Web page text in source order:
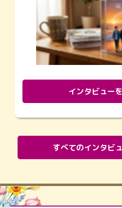
インタビュー
すべてのインタビ